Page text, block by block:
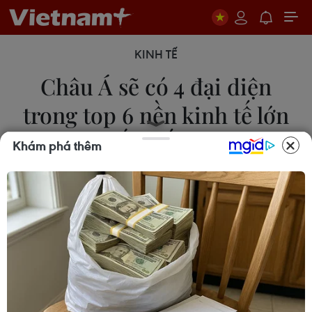
KINH TẾ
Châu Á sẽ có 4 đại diện
trong top 6 nền kinh tế lớn
nhất thế giới
13/05/2023 02:11
Theo Quỹ Tiền tệ Quốc tế, 4 trong số 6 nền kinh tế
lớn nhất thế giới vào năm 2028 sẽ là các đại diện
của khu vực châu Á gồm Trung Quốc, Ấn Độ, Nhật
Bản và Indonesia.
Khám phá thêm